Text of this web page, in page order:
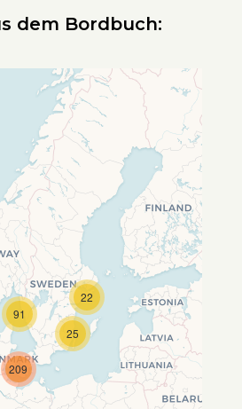
dem Bordbuch:
Map wird geladen …
du dies siehst, nachdem
vollständig geladen
fehlen leafletJS-Dateien.
22
25
209
91